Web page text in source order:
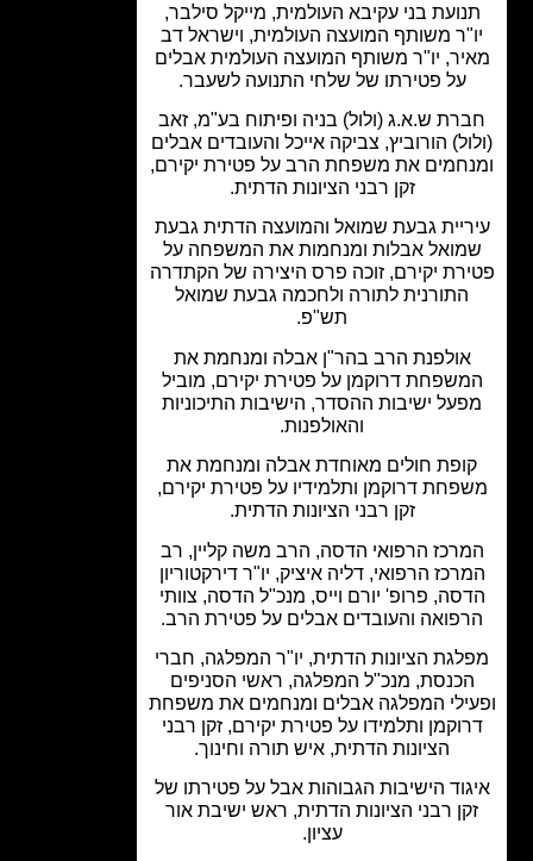
בני עקיבא העולמית, מייקל סילבר,
משותף המועצה העולמית, וישראל דב
יו"ר משותף המועצה העולמית אבלים
על פטירתו של שלחי התנועה לשעבר.
ש.א.ג (ולול) בניה ופיתוח בע"מ, זאב
הורוביץ, צביקה אייכל והעובדים אבלים
את משפחת הרב על פטירת יקירם,
זקן רבני הציונות הדתית.
גבעת שמואל והמועצה הדתית גבעת
אבלות ומנחמות את המשפחה על
יקירם, זוכה פרס היצירה של הקתדרה
התורנית לתורה ולחכמה גבעת שמואל
אולפנת הרב בהר"ן אבלה ומנחמת את
דרוקמן על פטירת יקירם, מוביל
ישיבות ההסדר, הישיבות התיכוניות
והאולפנות.
חולים מאוחדת אבלה ומנחמת את
דרוקמן ותלמידיו על פטירת יקירם,
זקן רבני הציונות הדתית.
הרפואי הדסה, הרב משה קליין, רב
הרפואי, דליה איציק, יו"ר דירקטוריון
פרופ' יורם וייס, מנכ"ל הדסה, צוותי
והעובדים אבלים על פטירת הרב.
הציונות הדתית, יו"ר המפלגה, חברי
מנכ"ל המפלגה, ראשי הסניפים
המפלגה אבלים ומנחמים את משפחת
ותלמידו על פטירת יקירם, זקן רבני
הציונות הדתית, איש תורה וחינוך.
הישיבות הגבוהות אבל על פטירתו של
רבני הציונות הדתית, ראש ישיבת אור